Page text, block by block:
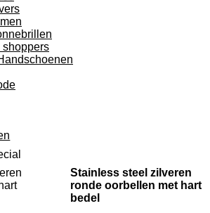
shoppers
Stainless steel zilveren
ronde oorbellen met hart
bedel